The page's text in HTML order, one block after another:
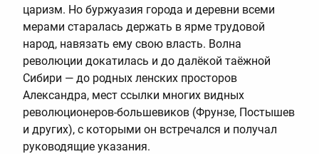
царизм. Но буржуазия города и деревни всеми
мерами старалась держать в ярме трудовой
народ, навязать ему свою власть. Волна
революции докатилась и до далёкой таёжной
Сибири — до родных ленских просторов
Александра, мест ссылки многих видных
революционеров-большевиков (Фрунзе, Постышев
и других), с которыми он встречался и получал
руководящие указания.